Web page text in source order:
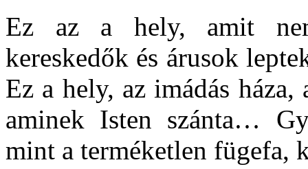
Ez az a hely, amit
kereskedők és árusok
Ez a hely, az imádás
aminek Isten szánta…
mint a terméketlen fügefa,